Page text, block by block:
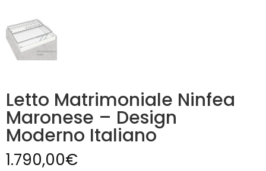
Letto Matrimoniale Ninfea
Maronese – Design
Moderno Italiano
1.790,00€